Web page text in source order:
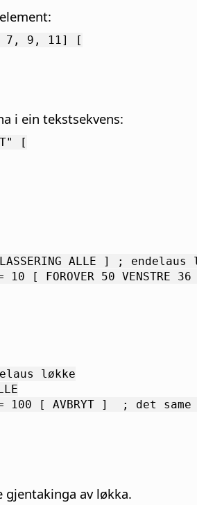
7, 9, 11] [
i ein tekstsekvens:
[
ALLE ] ; endelaus
<= 10 [ FOROVER 50
løkke
100 [ AVBRYT ]  ; det
gjentakinga av løkka.